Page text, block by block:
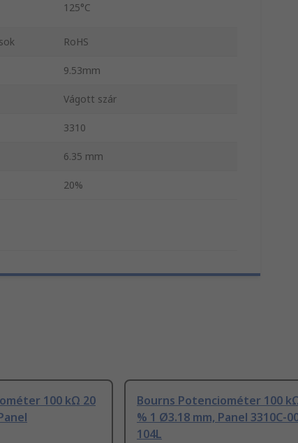
125°C
RoHS
9.53mm
Vágott szár
3310
6.35 mm
20%
100 kΩ 20
Bourns Potenciométer 100
% 1 Ø3.18 mm, Panel 3310C-
104L